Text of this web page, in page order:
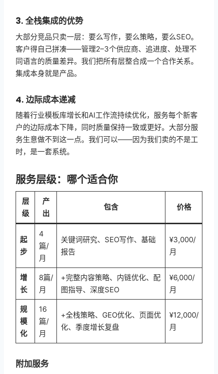
3. 全栈集成的优势
大部分竞品只卖一层：要么写作，要么策略，要么SEO。
客户得自己拼凑——管理2–3个供应商、追进度、处理不
同语言的质量差异。我们把所有层整合成一个合作关系。
集成本身就是产品。
4. 边际成本递减
随着行业模板库增长和AI工作流持续优化，服务每个新客
户的边际成本下降，同时质量保持一致或更好。大部分服
务生意做不到这一点。我们可以——因为我们卖的不是工
时，是一套系统。
服务层级：哪个适合你
层
级
产
出
包含 价格
起
步
4
篇/
月
关键词研究、SEO写作、基础
报告
¥3,000/
月
增
长
8篇/
月
+完整内容策略、内链优化、配
图指导、深度SEO
¥6,000/
月
规
模
化
16
篇/
月
+全栈策略、GEO优化、页面优
化、季度增长复盘
¥12,000/
月
附加服务